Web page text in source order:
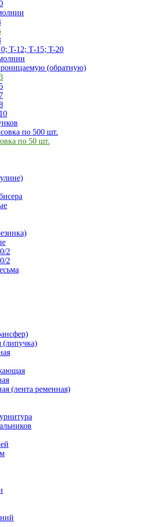
T-12; Т-15; T-20
(обратную)
по 500 шт.
по 50 шт.
2
2
(липучка)
(лента ременная)